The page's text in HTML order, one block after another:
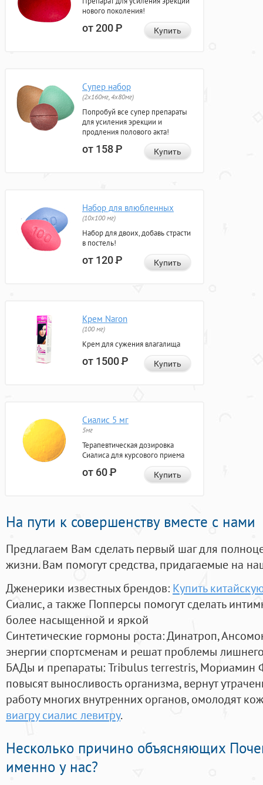
нового поколения!
от 200Р Купить
Супер набор
(2х160мг, 4х80мг)
Попробуй все супер препараты
для усиления эрекции и
продления полового акта!
от 158Р Купить
Набор для влюбленных
(10х100 мг)
Набор для двоих, добавь страсти
в постель!
от 120Р Купить
Крем Naron
(100 мг)
Крем для сужения влагалища
от 1500Р Купить
Сиалис 5 мг
5мг
Терапевтическая дозировка
Сиалиса для курсового приема
от 60Р Купить
На пути к совершенству вместе с нами
Предлагаем Вам сделать первый шаг для
жизни. Вам помогут средства, придагаемые на
Дженерики известных брендов: Купить
Сиалис, а также Попперсы помогут сделать
более насыщенной и яркой
Синтетические гормоны роста: Динатроп,
энергии спортсменам и решат проблемы
БАДы и препараты:Tribulus terrestris, Мориамин
повысят выносливость организма, вернут
работу многих внутренних органов, омолодят
виагру сиалис левитру.
Несколько причино объясняющих
именно у нас?